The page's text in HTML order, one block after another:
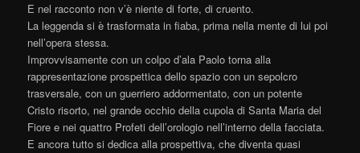
E nel racconto non v’è niente di forte, di cruento.
La leggenda si è trasformata in fiaba, prima nella mente di lui poi
nell’opera stessa.
Improvvisamente con un colpo d’ala Paolo torna alla
rappresentazione prospettica dello spazio con un sepolcro
trasversale, con un guerriero addormentato, con un potente
Cristo risorto, nel grande occhio della cupola di Santa Maria del
Fiore e nei quattro Profeti dell’orologio nell’interno della facciata.
E ancora tutto si dedica alla prospettiva, che diventa quasi